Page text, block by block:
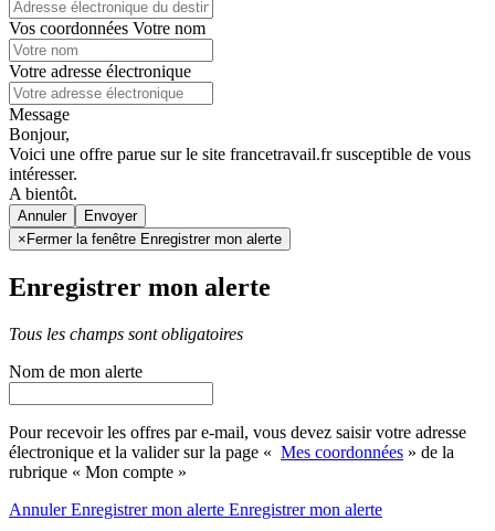
Vos coordonnées Votre nom
Votre adresse électronique
Message
Bonjour,
Voici une offre parue sur le site francetravail.fr susceptible de vous
intéresser.
A bientôt.
Annuler
×Fermer la fenêtre Enregistrer mon alerte
Enregistrer mon alerte
Tous les champs sont obligatoires
Nom de mon alerte
Pour recevoir les offres par e-mail, vous devez saisir votre adresse
électronique et la valider sur la page « Mes coordonnées » de la
rubrique « Mon compte »
AnnulerEnregistrer mon alerte Enregistrermon alerte